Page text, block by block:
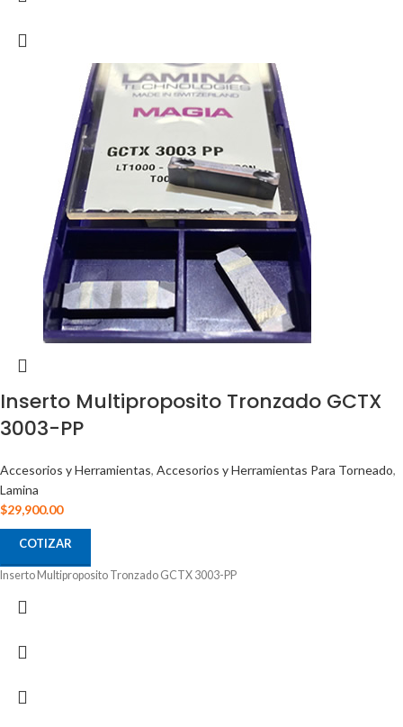
Inserto Multiproposito Tronzado GCTX
3003-PP
Accesorios y Herramientas, Accesorios y Herramientas Para Torneado,
Lamina
$29,900.00
COTIZAR
Inserto Multiproposito Tronzado GCTX 3003-PP